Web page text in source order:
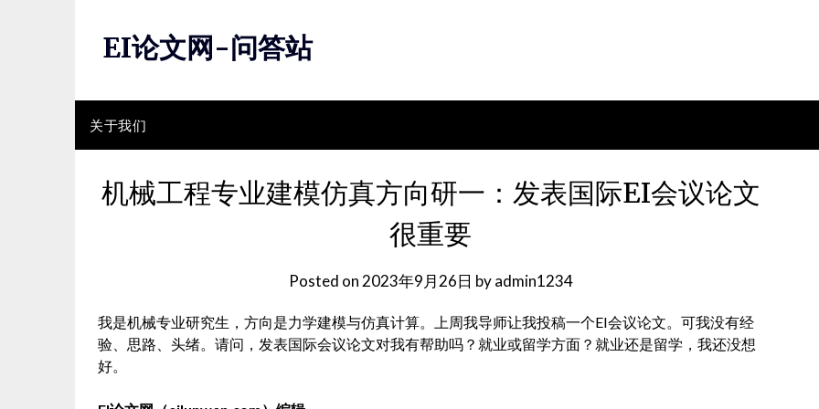
EI论文网-问答站
关于我们
机械工程专业建模仿真方向研一：发表国际EI会议论文
很重要
Posted on 2023年9月26日 byadmin1234
我是机械专业研究生，方向是力学建模与仿真计算。上周我导师让我投稿一个EI会议论文。可我没有经
验、思路、头绪。请问，发表国际会议论文对我有帮助吗？就业或留学方面？就业还是留学，我还没想
好。